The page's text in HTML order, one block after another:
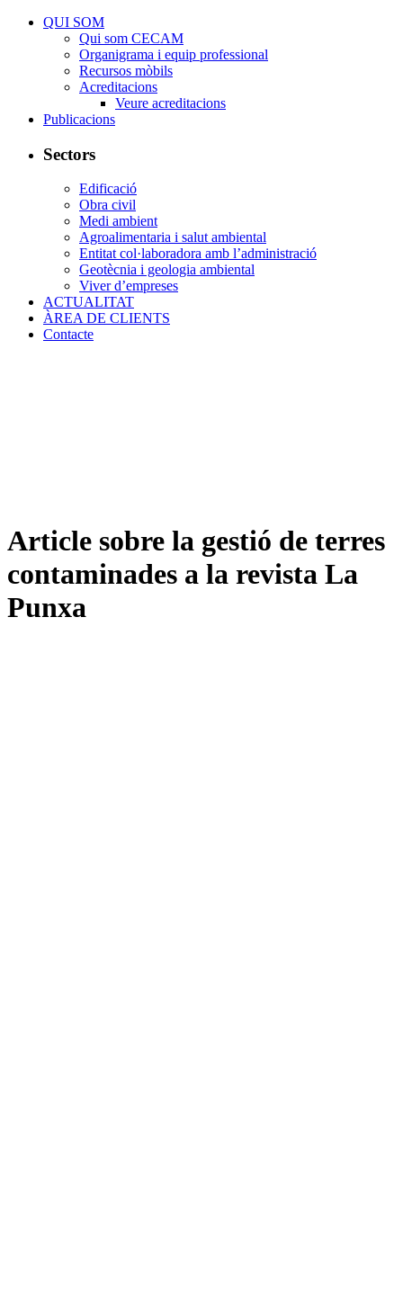
QUI SOM
Qui som CECAM
Organigrama i equip professional
Recursos mòbils
Acreditacions
Veure acreditacions
Publicacions
Sectors
Edificació
Obra civil
Medi ambient
Agroalimentaria i salut ambiental
Entitat col·laboradora amb l’administració
Geotècnia i geologia ambiental
Viver d’empreses
ACTUALITAT
ÀREA DE CLIENTS
Contacte
Article sobre la gestió de terres
contaminades a la revista La
Punxa